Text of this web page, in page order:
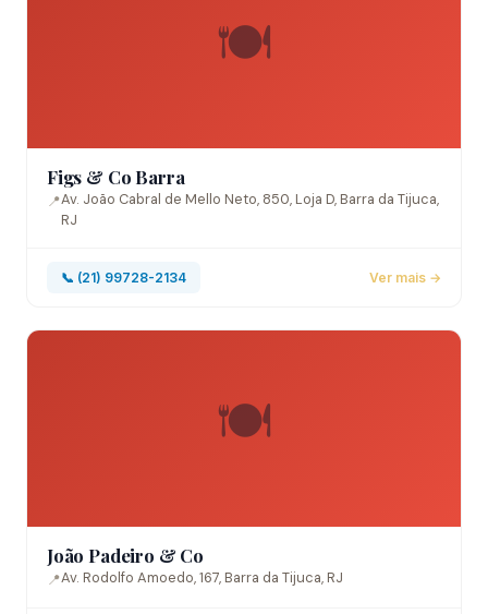
🍽️
Figs & Co Barra
📍Av. João Cabral de Mello Neto, 850, Loja D, Barra da Tijuca,
RJ
📞 (21) 99728-2134 Ver mais →
🍽️
João Padeiro & Co
📍Av. Rodolfo Amoedo, 167, Barra da Tijuca, RJ